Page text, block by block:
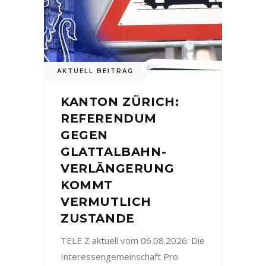
AKTUELL BEITRAG
KANTON ZÜRICH:
REFERENDUM
GEGEN
GLATTALBAHN-
VERLÄNGERUNG
KOMMT
VERMUTLICH
ZUSTANDE
TELE Z aktuell vom 06.08.2026: Die
Interessengemeinschaft Pro